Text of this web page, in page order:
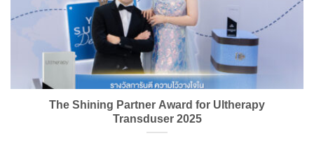
The Shining Partner Award for Ultherapy
Transduser 2025